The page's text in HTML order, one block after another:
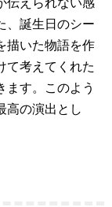
、誕生日のシー
描いた物語を作
て考えてくれた
ます。このよう
高の演出とし